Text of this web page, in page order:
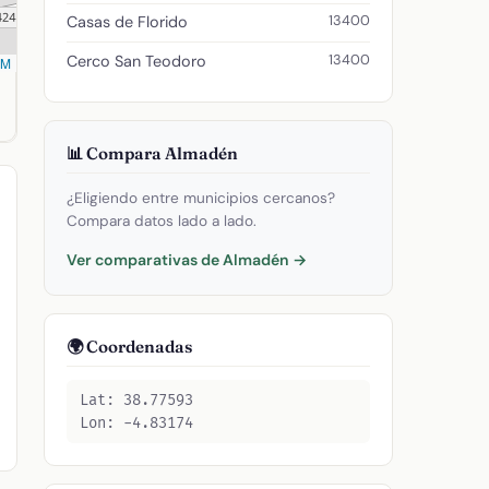
13400.
Casas de Florido 13400
Cerco San Teodoro 13400
📊 Compara Almadén
¿Eligiendo entre municipios cercanos?
Compara datos lado a lado.
Ver comparativas de Almadén →
🌍 Coordenadas
Lat: 38.77593
Lon: -4.83174